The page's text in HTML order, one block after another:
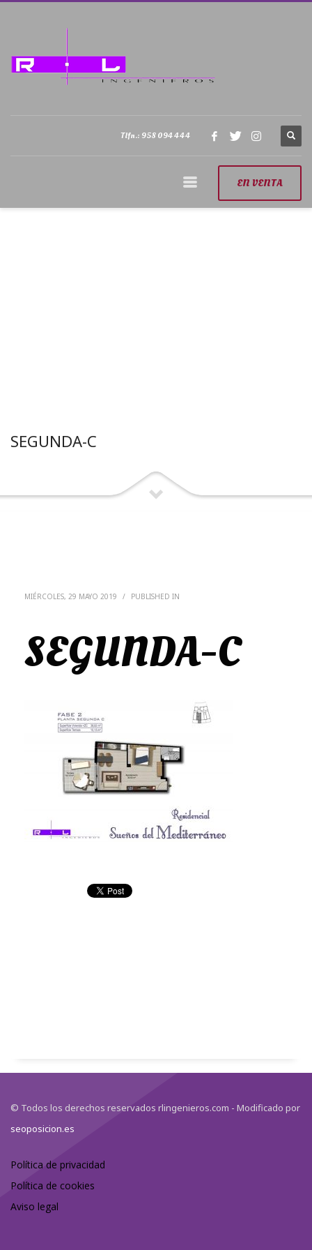
Tlfn.: 958 094 444
EN VENTA
SEGUNDA-C
MIÉRCOLES, 29 MAYO 2019 / PUBLISHED IN
SEGUNDA-C
© Todos los derechos reservados rlingenieros.com - Modificado por
seoposicion.es
Política de privacidad
Política de cookies
Aviso legal